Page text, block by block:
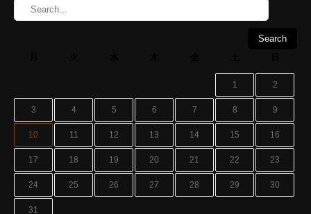
1 2
3 4 5 6 7 8 9
10 11 12 13 14 15 16
17 18 19 20 21 22 23
24 25 26 27 28 29 30
31